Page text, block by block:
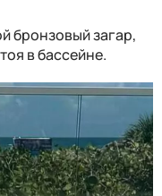
бронзовый загар,
в бассейне.